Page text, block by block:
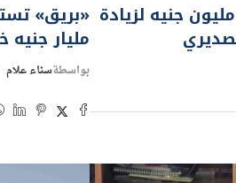
«أنجل ييست إيجبت» تضخ 120 مليون جنيه لزيادة
مليار جنيه
بواسطةسناء علام